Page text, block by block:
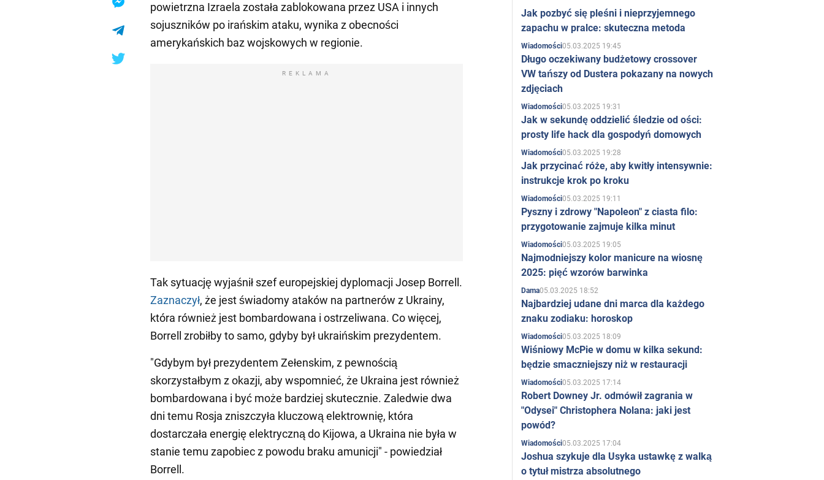
powietrzna Izraela została zablokowana przez USA i innych
sojuszników po irańskim ataku, wynika z obecności
amerykańskich baz wojskowych w regionie.
REKLAMA
Tak sytuację wyjaśnił szef europejskiej dyplomacji Josep Borrell.
Zaznaczył, że jest świadomy ataków na partnerów z Ukrainy,
która również jest bombardowana i ostrzeliwana. Co więcej,
Borrell zrobiłby to samo, gdyby był ukraińskim prezydentem.
"Gdybym był prezydentem Zełenskim, z pewnością
skorzystałbym z okazji, aby wspomnieć, że Ukraina jest również
bombardowana i być może bardziej skutecznie. Zaledwie dwa
dni temu Rosja zniszczyła kluczową elektrownię, która
dostarczała energię elektryczną do Kijowa, a Ukraina nie była w
stanie temu zapobiec z powodu braku amunicji" - powiedział
Borrell.
Jak pozbyć się pleśni i nieprzyjemnego
zapachu w pralce: skuteczna metoda
Wiadomości05.03.2025 19:45
Długo oczekiwany budżetowy crossover
VW tańszy od Dustera pokazany na nowych
zdjęciach
Wiadomości05.03.2025 19:31
Jak w sekundę oddzielić śledzie od ości:
prosty life hack dla gospodyń domowych
Wiadomości05.03.2025 19:28
Jak przycinać róże, aby kwitły intensywnie:
instrukcje krok po kroku
Wiadomości05.03.2025 19:11
Pyszny i zdrowy "Napoleon" z ciasta filo:
przygotowanie zajmuje kilka minut
Wiadomości05.03.2025 19:05
Najmodniejszy kolor manicure na wiosnę
2025: pięć wzorów barwinka
Dama05.03.2025 18:52
Najbardziej udane dni marca dla każdego
znaku zodiaku: horoskop
Wiadomości05.03.2025 18:09
Wiśniowy McPie w domu w kilka sekund:
będzie smaczniejszy niż w restauracji
Wiadomości05.03.2025 17:14
Robert Downey Jr. odmówił zagrania w
"Odysei" Christophera Nolana: jaki jest
powód?
Wiadomości05.03.2025 17:04
Joshua szykuje dla Usyka ustawkę z walką
o tytuł mistrza absolutnego